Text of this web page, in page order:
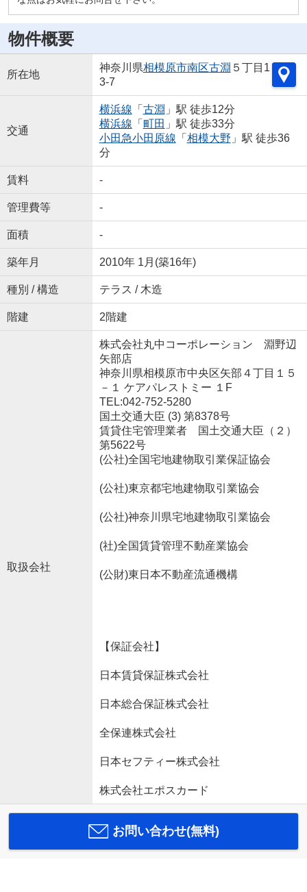
物件概要
所在地
神奈川県相模原市南区古淵 ５丁目1
3-7
交通
横浜線 「 古淵 」駅 徒歩12分
横浜線 「 町田 」駅 徒歩33分
小田急小田原線 「 相模大野 」駅 徒歩36
分
賃料 -
管理費等 -
面積 -
築年月 2010年 1月(築16年)
種別 / 構造 テラス / 木造
階建 2階建
取扱会社
株式会社丸中コーポレーション 淵野辺
矢部店
神奈川県相模原市中央区矢部４丁目１５
－１ ケアパレストミー １F
TEL:042-752-5280
国土交通大臣 (3) 第8378号
賃貸住宅管理業者 国土交通大臣（２）
第5622号
(公社)全国宅地建物取引業保証協会
(公社)東京都宅地建物取引業協会
(公社)神奈川県宅地建物取引業協会
(社)全国賃貸管理不動産業協会
(公財)東日本不動産流通機構
【保証会社】
日本賃貸保証株式会社
日本総合保証株式会社
全保連株式会社
日本セフティー株式会社
株式会社エポスカード
お問い合わせ(無料)